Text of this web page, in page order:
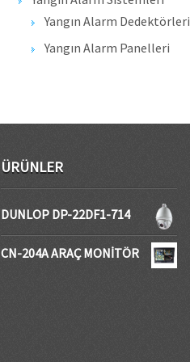
Yangın Alarm Dedektörleri
Yangın Alarm Panelleri
ÜRÜNLER
DUNLOP DP-22DF1-714
CN-204A ARAÇ MONİTÖR